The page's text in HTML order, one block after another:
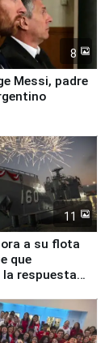
8
Messi, padre
11
a su flota
que
respuesta